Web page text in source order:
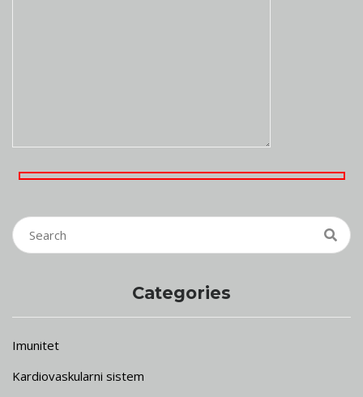
Categories
Imunitet
Kardiovaskularni sistem